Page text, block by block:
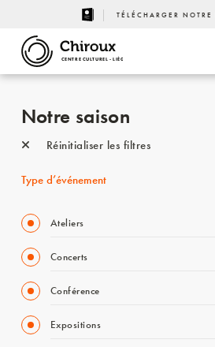
TÉLÉCHARGER NOTRE
CENTRE CULTUREL - LIÈGE
Notre saison
Réinitialiser les filtres
Type d’événement
Ateliers
Concerts
Conférence
Expositions